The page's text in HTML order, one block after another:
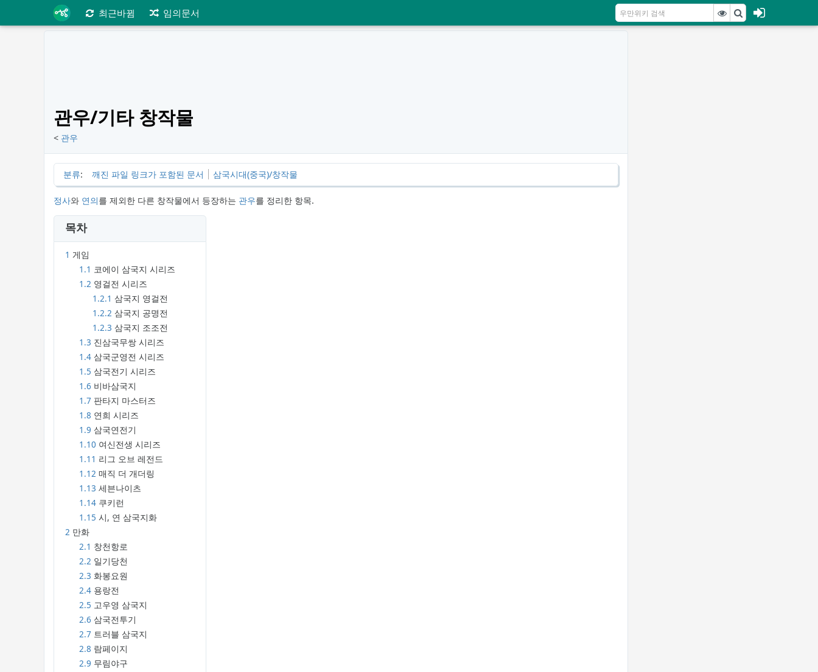
최근바뀜 임의문서
관우/기타 창작물
< 관우
분류: 깨진 파일 링크가 포함된 문서 삼국시대(중국)/창작물
정사와 연의를 제외한 다른 창작물에서 등장하는 관우를 정리한 항목.
목차
1 게임
1.1 코에이 삼국지 시리즈
1.2 영걸전 시리즈
1.2.1 삼국지 영걸전
1.2.2 삼국지 공명전
1.2.3 삼국지 조조전
1.3 진삼국무쌍 시리즈
1.4 삼국군영전 시리즈
1.5 삼국전기 시리즈
1.6 비바삼국지
1.7 판타지 마스터즈
1.8 연희 시리즈
1.9 삼국연전기
1.10 여신전생 시리즈
1.11 리그 오브 레전드
1.12 매직 더 개더링
1.13 세븐나이츠
1.14 쿠키런
1.15 시, 연 삼국지화
2 만화
2.1 창천항로
2.2 일기당천
2.3 화봉요원
2.4 용랑전
2.5 고우영 삼국지
2.6 삼국전투기
2.7 트러블 삼국지
2.8 람페이지
2.9 무림야구